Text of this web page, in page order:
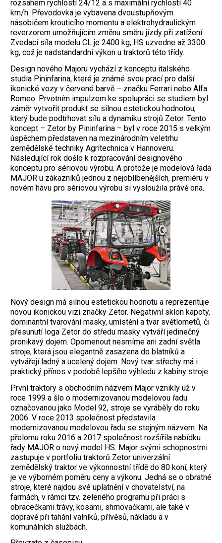
rozsahem rychlostí 24/12 a s maximální rychlostí 40
km/h. Převodovka je vybavena dvoustupňovým
násobičem krouticího momentu a elektrohydraulickým
reverzorem umožňujícím změnu směru jízdy při zatížení.
Zvedací síla modelu CL je 2400 kg, HS uzvedne až 3300
kg, což je nadstandardní výkon u traktorů této třídy.
Design nového Majoru vychází z konceptu italského
studia Pininfarina, které je známé svou prací pro další
ikonické vozy v červené barvě – značku Ferrari nebo Alfa
Romeo. Prvotním impulzem ke spolupráci se studiem byl
záměr vytvořit produkt se silnou estetickou hodnotou,
který bude podtrhovat sílu a dynamiku strojů Zetor. Tento
koncept – Zetor by Pininfarina – byl v roce 2015 s velkým
úspěchem představen na mezinárodním veletrhu
zemědělské techniky Agritechnica v Hannoveru.
Následující rok došlo k rozpracování designového
konceptu pro sériovou výrobu. A protože je modelová řada
MAJOR u zákazníků jednou z nejoblíbenějších, premiéru v
novém hávu pro sériovou výrobu si vysloužila právě ona.
Nový design má silnou estetickou hodnotu a reprezentuje
novou ikonickou vizi značky Zetor. Negativní sklon kapoty,
dominantní tvarování masky, umístění a tvar světlometů, či
přesunutí loga Zetor do středu masky vytváří jedinečný
pronikavý dojem. Opomenout nesmíme ani zadní světla
stroje, která jsou elegantně zasazena do blatníků a
vytvářejí ladný a ucelený dojem. Nový tvar střechy má i
praktický přínos v podobě lepšího výhledu z kabiny stroje.
První traktory s obchodním názvem Major vznikly už v
roce 1999 a šlo o modernizovanou modelovou řadu
označovanou jako Model 92, stroje se vyráběly do roku
2006. V roce 2013 společnost představila
modernizovanou modelovou řadu se stejným názvem. Na
přelomu roku 2016 a 2017 společnost rozšířila nabídku
řady MAJOR o nový model HS. Major svými schopnostmi
zastupuje v portfoliu traktorů Zetor univerzální
zemědělský traktor ve výkonnostní třídě do 80 koní, který
je ve výborném poměru ceny a výkonu. Jedná se o obratné
stroje, které najdou své uplatnění v chovatelství, na
farmách, v rámci tzv. zeleného programu při práci s
obracečkami trávy, kosami, shrnovačkami, ale také v
dopravě při tahání valníků, přívěsů, nákladu a v
komunálních službách.